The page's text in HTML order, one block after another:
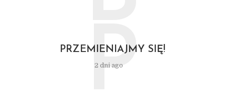
PRZEMIENIAJMY SIĘ!
2 dni ago
P